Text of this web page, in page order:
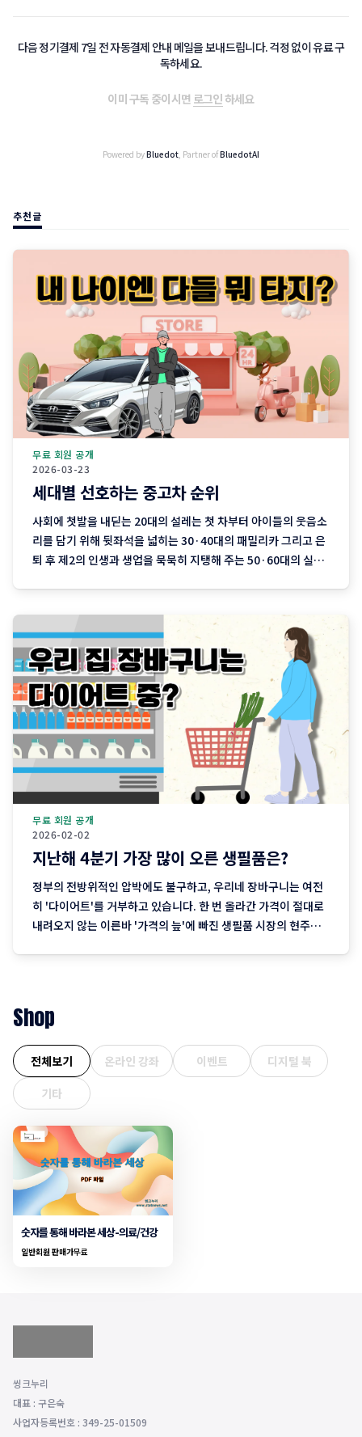
다음 정기결제 7일 전 자동결제 안내 메일을 보내드립니다. 걱정 없이 유료 구
독하세요.
이미 구독 중이시면 로그인하세요
Powered byBluedot , Partner ofBluedotAI
추천글
2026-03-23
무료 회원 공개
세대별 선호하는 중고차 순위
사회에 첫발을 내딛는 20대의 설레는 첫 차부터 아이들의 웃음소
리를 담기 위해 뒷좌석을 넓히는 30·40대의 패밀리카 그리고 은
퇴 후 제2의 인생과 생업을 묵묵히 지탱해 주는 50·60대의 실용
의 모습이 고스란히 담겨 있습니다. 연령대에 따라
2026-02-02
무료 회원 공개
지난해 4분기 가장 많이 오른 생필품은?
정부의 전방위적인 압박에도 불구하고, 우리네 장바구니는 여전
히 '다이어트'를 거부하고 있습니다. 한 번 올라간 가격이 절대로
내려오지 않는 이른바 '가격의 늪'에 빠진 생필품 시장의 현주소
Shop
전체보기 온라인 강좌 이벤트
디지털 북
기타
숫자를 통해 바라본 세상-의료/건강
일반회원 판매가무료
씽크누리
대표 : 구은숙
사업자등록번호 : 349-25-01509